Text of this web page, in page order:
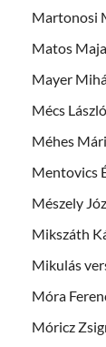
Martonosi
Matos
Mayer
Mécs
Méhes
Mentovics
Mészely
Mikszáth
Mikulás
Móra
Móricz